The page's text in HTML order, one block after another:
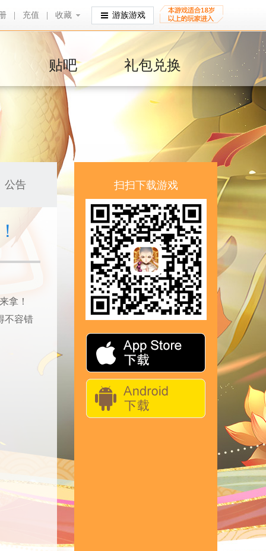
充值 收藏
收藏 游族游戏
贴吧 礼包兑换
公告
拿！
不容错
扫扫下载游戏